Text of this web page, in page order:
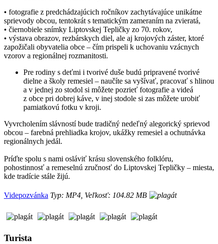
• fotografie z predchádzajúcich ročníkov zachytávajúce unikátne
sprievody obcou, tentokrát s tematickým zameraním na zvieratá,
• čiernobiele snímky Liptovskej Tepličky zo 70. rokov,
• výstava obrazov, rezbárskych diel, ale aj krojových záster, ktoré
zapožičali obyvatelia obce – čím prispeli k uchovaniu vzácnych
vzorov a regionálnej rozmanitosti.
Pre rodiny s deťmi i tvorivé duše budú pripravené tvorivé
dielne a školy remesiel – naučíte sa vyšívať, pracovať s hlinou
a v jednej zo stodol si môžete pozrieť fotografie a videá
z obce pri dobrej káve, v inej stodole si zas môžete urobiť
pamiatkovú fotku v kroji.
Vyvrcholením slávností bude tradičný nedeľný alegorický sprievod
obcou – farebná prehliadka krojov, ukážky remesiel a ochutnávka
regionálnych jedál.
Príďte spolu s nami osláviť krásu slovenského folklóru,
pohostinnosť a remeselnú zručnosť do Liptovskej Tepličky – miesta,
kde tradície stále žijú.
Videpozvánka Typ: MP4, Veľkosť: 104.82 MB
Turista